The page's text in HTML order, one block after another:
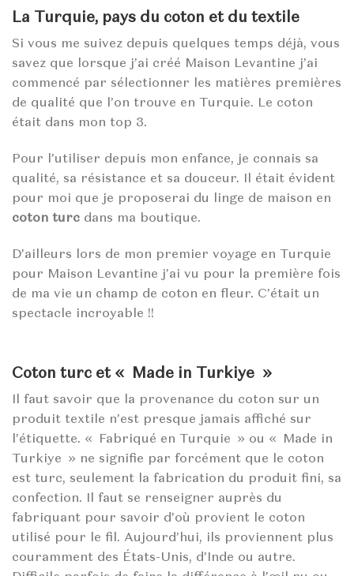
La Turquie, pays du coton et du textile
Si vous me suivez depuis quelques temps déjà, vous
savez que lorsque j’ai créé Maison Levantine j’ai
commencé par sélectionner les matières premières
de qualité que l’on trouve en Turquie. Le coton
était dans mon top 3.
Pour l’utiliser depuis mon enfance, je connais sa
qualité, sa résistance et sa douceur. Il était évident
pour moi que je proposerai du linge de maison en
coton turc dans ma boutique.
D’ailleurs lors de mon premier voyage en Turquie
pour Maison Levantine j’ai vu pour la première fois
de ma vie un champ de coton en fleur. C’était un
spectacle incroyable !!
Coton turc et « Made in Turkiye »
Il faut savoir que la provenance du coton sur un
produit textile n’est presque jamais affiché sur
l’étiquette. « Fabriqué en Turquie » ou « Made in
Turkiye » ne signifie par forcément que le coton
est turc, seulement la fabrication du produit fini, sa
confection. Il faut se renseigner auprès du
fabriquant pour savoir d’où provient le coton
utilisé pour le fil. Aujourd’hui, ils proviennent plus
couramment des États-Unis, d’Inde ou autre.